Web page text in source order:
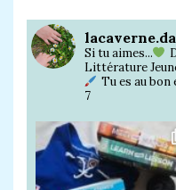
Si tu aimes...
Littérature
Tu es au
7